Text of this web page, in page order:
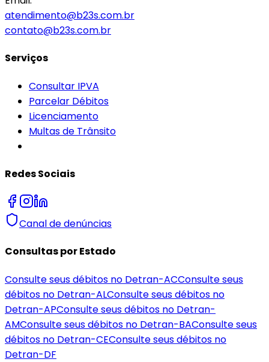
atendimento@b23s.com.br
contato@b23s.com.br
Serviços
Consultar IPVA
Parcelar Débitos
Licenciamento
Multas de Trânsito
Redes Sociais
Canal de denúncias
Consultas por Estado
Consulte seus débitos no Detran-ACConsulte seus
débitos no Detran-ALConsulte seus débitos no
Detran-APConsulte seus débitos no Detran-
AMConsulte seus débitos no Detran-BAConsulte seus
débitos no Detran-CEConsulte seus débitos no
Detran-DF